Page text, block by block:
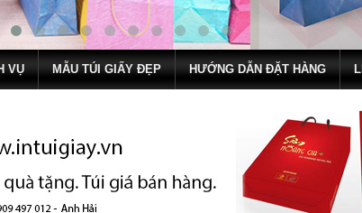
VỤ MẪU TÚI GIẤY ĐẸP HƯỚNG DẪN ĐẶT HÀNG